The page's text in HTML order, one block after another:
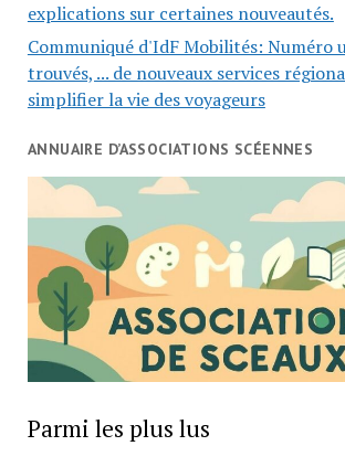
explications sur certaines nouveautés.
Communiqué d'IdF Mobilités: Numéro
trouvés, ... de nouveaux services
simplifier la vie des voyageurs
ANNUAIRE D’ASSOCIATIONS SCÉENNES
Parmi les plus lus